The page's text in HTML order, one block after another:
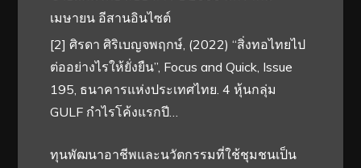
เมษายน อีสานอินไซต์
[2] ศิรดา ศิริเบญจพฤกษ์, (2022) “สิ่งทอไทยไป
ต่ออย่างไรให้ยั่งยืน”, Focus and Quick, Issue
195, ธนาคารแห่งประเทศไทย. 4 หุ้นกลุ่ม
GULF กำไรโค้งแรกปี…
ทุนพัฒนาอาชีพและนวัตกรรมที่ใช้ชุมชนเป็น